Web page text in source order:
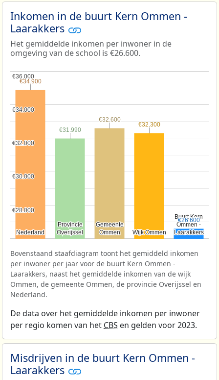
Inkomen in de buurt Kern Ommen -
Laarakkers
Het gemiddelde inkomen per inwoner in de
omgeving van de school is €26.600.
Nederland
Nederland Overijssel
Overijssel
Provincie
Provincie
Ommen
Ommen
Gemeente
Gemeente
Wijk Ommen
Wijk Ommen Laarakkers
Laarakkers
Ommen -
Ommen -
Buurt Kern
Buurt Kern
€28.000
€28.000
€30.000
€30.000
€32.000
€32.000
€34.000
€34.000
€36.000
€36.000
€34.900
€34.900
€31.990
€31.990
€32.600
€32.600
€32.300
€32.300
€26.600
€26.600
Bovenstaand staafdiagram toont het gemiddeld inkomen
per inwoner per jaar voor de buurt Kern Ommen -
Laarakkers, naast het gemiddelde inkomen van de wijk
Ommen, de gemeente Ommen, de provincie Overijssel en
Nederland.
De data over het gemiddelde inkomen per inwoner
per regio komen van het CBS en gelden voor 2023.
Misdrijven in de buurt Kern Ommen -
Laarakkers